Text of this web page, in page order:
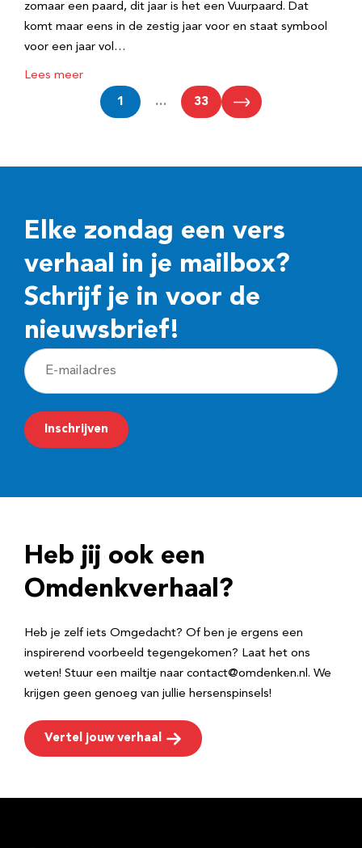
zomaar een paard, dit jaar is het een Vuurpaard. Dat
komt maar eens in de zestig jaar voor en staat symbool
voor een jaar vol…
Lees meer
1 … 33
Elke zondag een vers
verhaal in je mailbox?
Schrijf je in voor de
nieuwsbrief!
E
-
m
a
r
e
Inschrijven
Heb jij ook een
Omdenkverhaal?
Heb je zelf iets Omgedacht? Of ben je ergens een
inspirerend voorbeeld tegengekomen? Laat het ons
weten! Stuur een mailtje naar contact@omdenken.nl. We
krijgen geen genoeg van jullie hersenspinsels!
Vertel jouw verhaal